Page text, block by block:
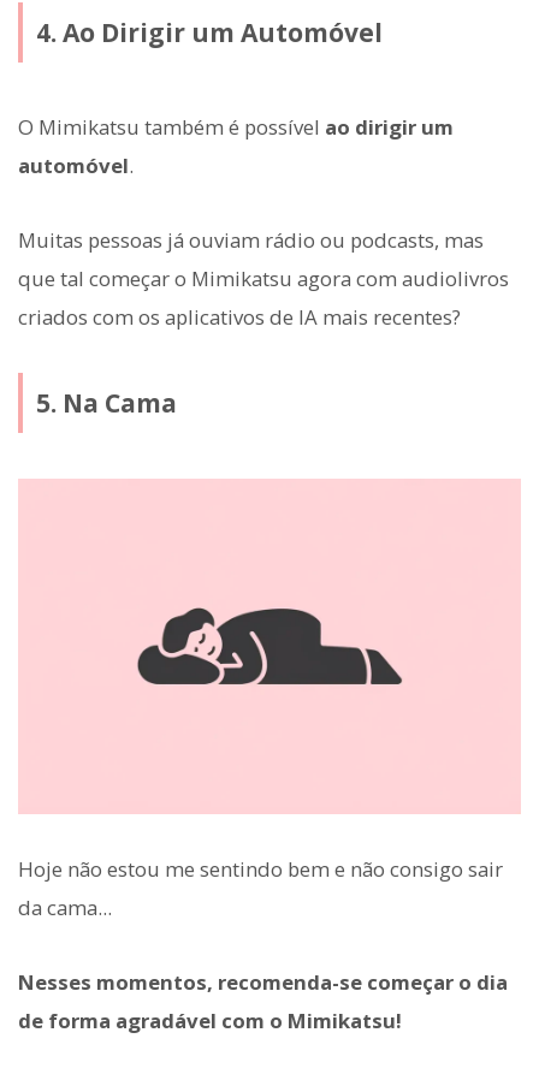
4. Ao Dirigir um Automóvel
O Mimikatsu também é possível ao dirigir um
automóvel.
Muitas pessoas já ouviam rádio ou podcasts, mas
que tal começar o Mimikatsu agora com audiolivros
criados com os aplicativos de IA mais recentes?
5. Na Cama
Hoje não estou me sentindo bem e não consigo sair
da cama...
Nesses momentos, recomenda-se começar o dia
de forma agradável com o Mimikatsu!